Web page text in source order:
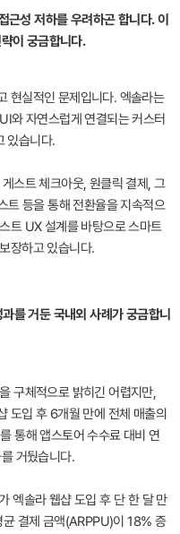
근성 저하를 우려하곤 합니다. 이
이 궁금합니다.
현실적인 문제입니다. 엑솔라는
와 자연스럽게 연결되는 커스터
있습니다.
스트 체크아웃, 원클릭 결제, 그
트 등을 통해 전환율을 지속적으
트 UX 설계를 바탕으로 스마트
장하고 있습니다.
를 거둔 국내외 사례가 궁금합니
구체적으로 밝히긴 어렵지만,
도입 후 6개월 만에 전체 매출의
통해 앱스토어 수수료 대비 연
거뒀습니다.
엑솔라 웹샵 도입 후 단 한 달 만
결제 금액(ARPPU)이 18% 증